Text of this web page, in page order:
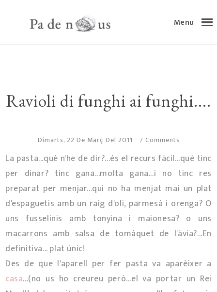
Menu
Ravioli di funghi ai funghi....
Dimarts, 22 De Març Del 2011 - 7 Comments
La pasta...què n'he de dir?...és el recurs fàcil...què tinc
per dinar? tinc gana...molta gana...i no tinc res
preparat per menjar...qui no ha menjat mai un plat
d'espaguetis amb un raig d'oli, parmesà i orenga? O
uns fusselinis amb tonyina i maionesa? o uns
macarrons amb salsa de tomàquet de l'àvia?...En
definitiva... plat únic!
Des de que l'aparell per fer pasta va aparèixer a
casa...(no us ho creureu però...el va portar un Rei